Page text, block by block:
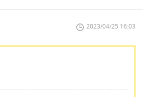
2023/04/25 16:03